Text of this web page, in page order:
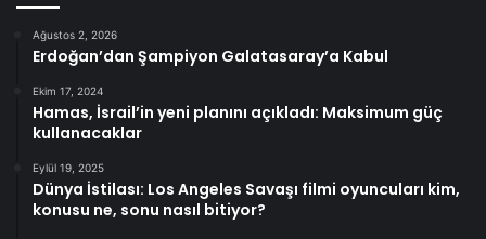
Ağustos 2, 2026
Erdoğan’dan Şampiyon Galatasaray’a Kabul
Ekim 17, 2024
Hamas, İsrail’in yeni planını açıkladı: Maksimum güç
kullanacaklar
Eylül 19, 2025
Dünya İstilası: Los Angeles Savaşı filmi oyuncuları kim,
konusu ne, sonu nasıl bitiyor?